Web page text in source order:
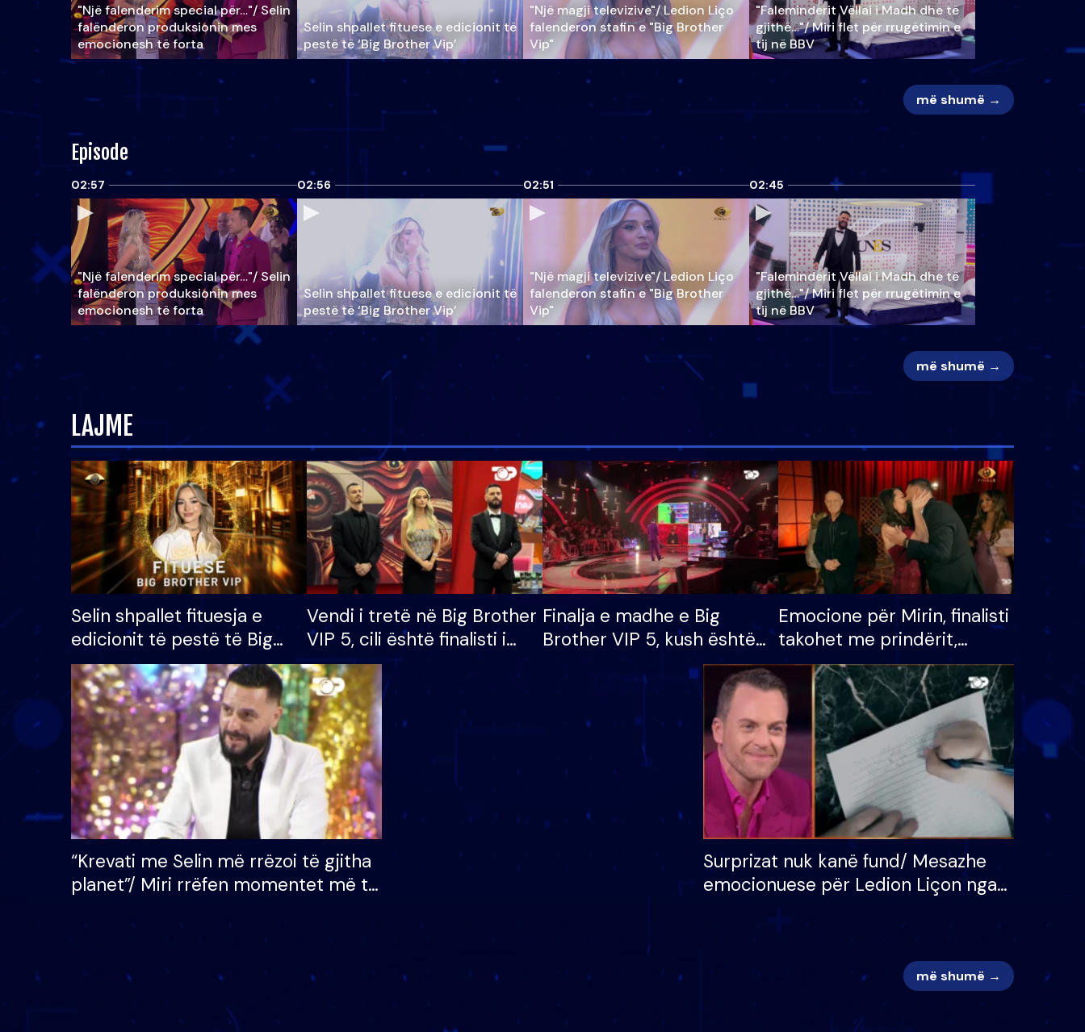
"Një falenderim special për…"/ Selin
falënderon produksionin mes
emocionesh të forta
Selin shpallet fituese e edicionit të
pestë të ‘Big Brother Vip’
"Një magji televizive"/ Ledion Liço
falenderon stafin e "Big Brother
Vip"
"Faleminderit Vëllai i Madh dhe të
gjithë…"/ Miri flet për rrugëtimin e
tij në BBV
më shumë →
Episode
02:57
"Një falenderim special për…"/ Selin
falënderon produksionin mes
emocionesh të forta
02:56
Selin shpallet fituese e edicionit të
pestë të ‘Big Brother Vip’
02:51
"Një magji televizive"/ Ledion Liço
falenderon stafin e "Big Brother
Vip"
02:45
"Faleminderit Vëllai i Madh dhe të
gjithë…"/ Miri flet për rrugëtimin e
tij në BBV
më shumë →
LAJME
Selin shpallet fituesja e
edicionit të pestë të Big
Brother VIP, rrëmben
çmimin e madh prej 100
mijë eurosh
Vendi i tretë në Big Brother
VIP 5, cili është finalisti i
radhës që lë shtëpinë
Finalja e madhe e Big
Brother VIP 5, kush është
banori i parë që lë shtëpinë
dhe humb mundësinë për
të fituar çmimin e madh
Emocione për Mirin, finalisti
takohet me prindërit,
vajzën dhe bashkëshorten:
S’kemi ndonjë letër divorci
apo jo?
“Krevati me Selin më rrëzoi të gjitha
planet”/ Miri rrëfen momentet më të
mungojë zilja e mëngjesit kur…
Surprizat nuk kanë fund/ Mesazhe
emocionuese për Ledion Liçon nga
më shumë →